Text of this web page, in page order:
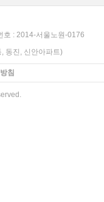
호 : 2014-서울노원-0176
동진, 신안아파트)
침